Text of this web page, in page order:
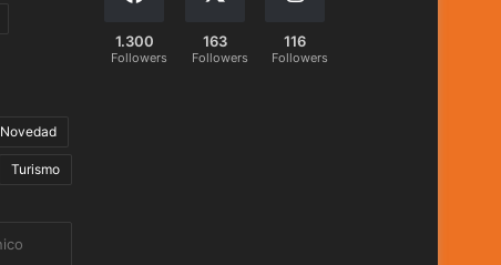
Novedad
Turismo
1.300
Followers
163
Followers
116
Followers